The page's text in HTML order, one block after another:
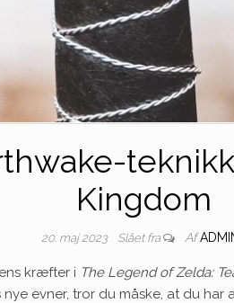
Kingdom
20. maj 2023 Slået fra Af
kræfter i The Legend of Zelda:
evner, tror du måske, at du